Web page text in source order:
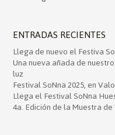
ENTRADAS RECIENTES
Llega de nuevo el Festiva
Una nueva añada de
luz
Festival SoNna 2025, en
Llega el Festival SoNna
4a. Edición de la Muestra